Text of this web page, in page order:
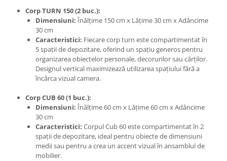
Corp TURN 150 (2 buc.):
Dimensiuni: Înălțime 150 cm x Lățime 30 cm x Adâncime
30 cm
Caracteristici: Fiecare corp turn este compartimentat în
5 spații de depozitare, oferind un spațiu generos pentru
organizarea obiectelor personale, decorurilor sau cărților.
Designul vertical maximizează utilizarea spațiului fără a
încărca vizual camera.
Corp CUB 60 (1 buc.):
Dimensiuni: Înălțime 60 cm x Lățime 60 cm x Adâncime
30 cm
Caracteristici: Corpul Cub 60 este compartimentat în 2
spații de depozitare, ideal pentru obiecte de dimensiuni
medii sau pentru a crea un accent vizual în ansamblul de
mobilier.